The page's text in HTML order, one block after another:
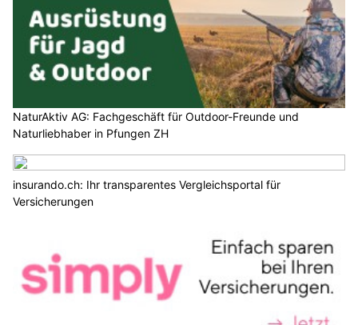
NaturAktiv AG: Fachgeschäft für Outdoor-Freunde und
Naturliebhaber in Pfungen ZH
insurando.ch: Ihr transparentes Vergleichsportal für
Versicherungen